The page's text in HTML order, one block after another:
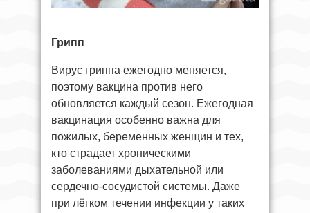
Грипп
Вирус гриппа ежегодно меняется,
поэтому вакцина против него
обновляется каждый сезон. Ежегодная
вакцинация особенно важна для
пожилых, беременных женщин и тех,
кто страдает хроническими
заболеваниями дыхательной или
сердечно-сосудистой системы. Даже
при лёгком течении инфекции у таких